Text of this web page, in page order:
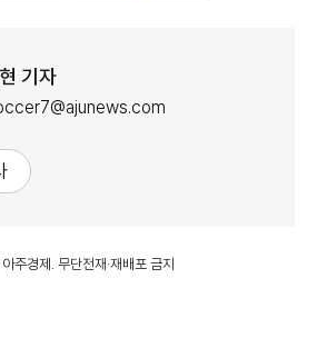
기자
경제. 무단전재·재배포 금지